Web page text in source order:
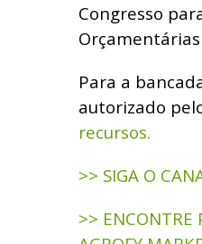
Congresso
Orçamentárias
Para a
autorizado
recursos.
>> SIGA O
>> ENCONTRE